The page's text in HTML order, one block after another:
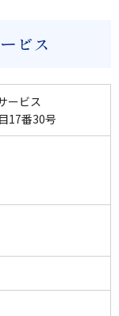
ビス
ービス
17番30号